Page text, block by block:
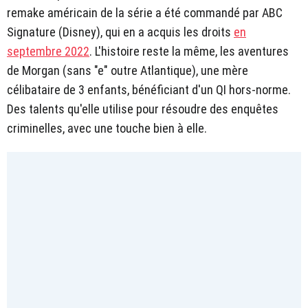
remake américain de la série a été commandé par ABC
Signature (Disney), qui en a acquis les droits en
septembre 2022. L'histoire reste la même, les aventures
de Morgan (sans "e" outre Atlantique), une mère
célibataire de 3 enfants, bénéficiant d'un QI hors-norme.
Des talents qu'elle utilise pour résoudre des enquêtes
criminelles, avec une touche bien à elle.